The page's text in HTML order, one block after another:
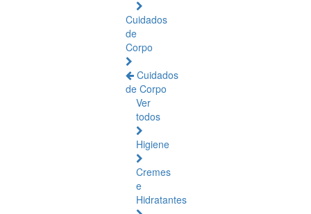
Cuidados
de
Corpo
Cuidados
de Corpo
Ver
todos
Higiene
Cremes
e
Hidratantes